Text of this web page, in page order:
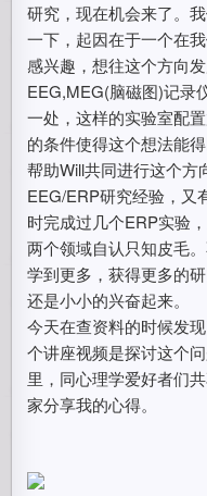
研究，现在机会来了。
一下，起因在于一个在
感兴趣，想往这个方向
EEG,MEG(脑磁图)记录
一处，这样的实验室配
的条件使得这个想法能
帮助Will共同进行这个方
EEG/ERP研究经验，又
时完成过几个ERP实验
两个领域自认只知皮毛
学到更多，获得更多的
还是小小的兴奋起来。
今天在查资料的时候发
个讲座视频是探讨这个
里，同心理学爱好者们
家分享我的心得。